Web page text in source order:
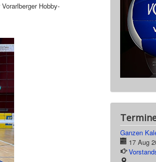
Hobby-
Ganzen
17 Aug